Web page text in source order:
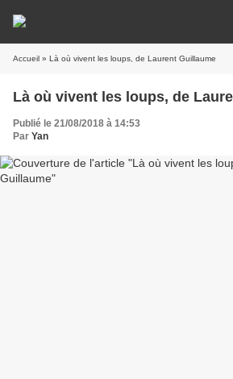
Accueil » Là où vivent les loups, de Laurent Guillaume
Là où vivent les loups, de
Publié le 21/08/2018 à 14:53
Par Yan